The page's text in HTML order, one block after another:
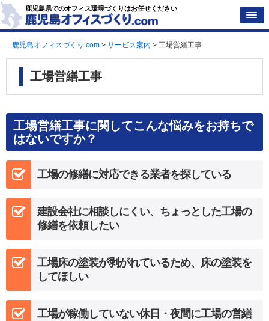
鹿児島県でのオフィス環境づくりはお任せください
鹿児島オフィスづくり.com > サービス案内 > 工場営繕工事
工場営繕工事
工場営繕工事に関してこんな悩みをお持ちで
はないですか？
工場の修繕に対応できる業者を探している
建設会社に相談しにくい、ちょっとした工場の
修繕を依頼したい
工場床の塗装が剥がれているため、床の塗装を
してほしい
工場が稼働していない休日・夜間に工場の営繕